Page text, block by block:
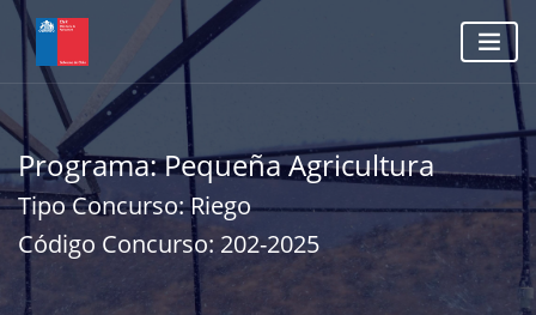
Programa:Pequeña Agricultura
Tipo Concurso:Riego
Código Concurso: 202-2025